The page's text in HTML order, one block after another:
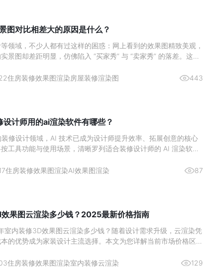
图对比相差大的原因是什么？
领域，不少人都有过这样的困惑：网上看到的效果图精致美观，
景图却差距明显，仿佛陷入 “买家秀” 与 “卖家秀” 的落差。这种
住房装修效果图渲染房屋装修渲染图 443
计师用的ai渲染软件有哪些？
修设计领域，AI 技术已成为设计师提升效率、拓展创意的核心
工具功能与使用场景，清晰罗列适合装修设计师的 AI 渲染软件
住房装修效果图渲染AI效果图渲染 87
果图云渲染多少钱？2025最新价格指南
室内装修3D效果图云渲染多少钱？随着设计需求升级，云渲染凭
的优势成为家装设计主流选择。本文为您详解当前市场价格区
住房装修效果图渲染室内装修云渲染 129